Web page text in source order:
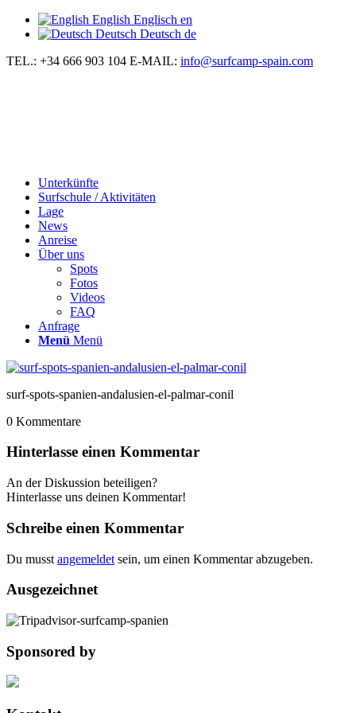
English Englisch en
Deutsch Deutsch de
TEL.: +34 666 903 104 E-MAIL: info@surfcamp-spain.com
Unterkünfte
Surfschule / Aktivitäten
Lage
News
Anreise
Über uns
Spots
Fotos
Videos
FAQ
Anfrage
Menü Menü
surf-spots-spanien-andalusien-el-palmar-conil
0 Kommentare
Hinterlasse einen Kommentar
An der Diskussion beteiligen?
Hinterlasse uns deinen Kommentar!
Schreibe einen Kommentar
Du musst angemeldet sein, um einen Kommentar abzugeben.
Ausgezeichnet
Sponsored by